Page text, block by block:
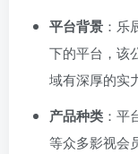
平台背景 ：
下的平台，该
域有深厚的实
产品种类 ：
等众多影视会